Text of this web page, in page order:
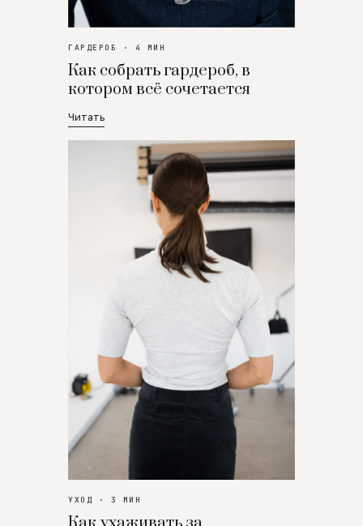
ГАРДЕРОБ · 4 МИН
Как собрать гардероб, в
котором всё сочетается
Читать
УХОД · 3 МИН